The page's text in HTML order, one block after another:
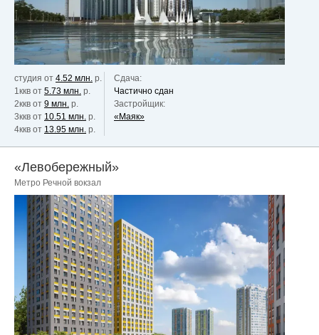
студия от 4.52 млн. р.
1ккв от 5.73 млн. р.
2ккв от 9 млн. р.
3ккв от 10.51 млн. р.
4ккв от 13.95 млн. р.
Сдача:
Частично сдан
Застройщик:
«Маяк»
«Левобережный»
Метро Речной вокзал